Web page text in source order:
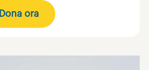
Dona ora